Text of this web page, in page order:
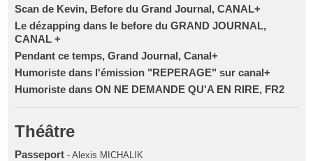
Scan de Kevin, Before du Grand Journal, CANAL+
Le dézapping dans le before du GRAND JOURNAL,
CANAL +
Pendant ce temps, Grand Journal, Canal+
Humoriste dans l'émission "REPERAGE" sur canal+
Humoriste dans ON NE DEMANDE QU'A EN RIRE, FR2
Théâtre
Passeport - Alexis MICHALIK